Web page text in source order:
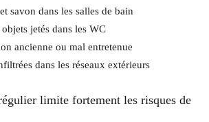
savon dans les salles de bain
jetés dans les WC
ancienne ou mal entretenue
dans les réseaux extérieurs
limite fortement les risques de